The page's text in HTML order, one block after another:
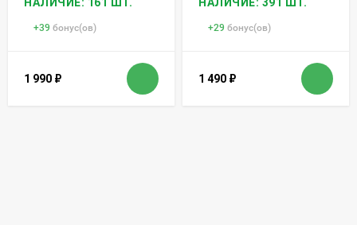
НАЛИЧИЕ: 161 ШТ.
+39 бонус(ов)
1 990 ₽
НАЛИЧИЕ: 391 ШТ.
+29 бонус(ов)
1 490 ₽